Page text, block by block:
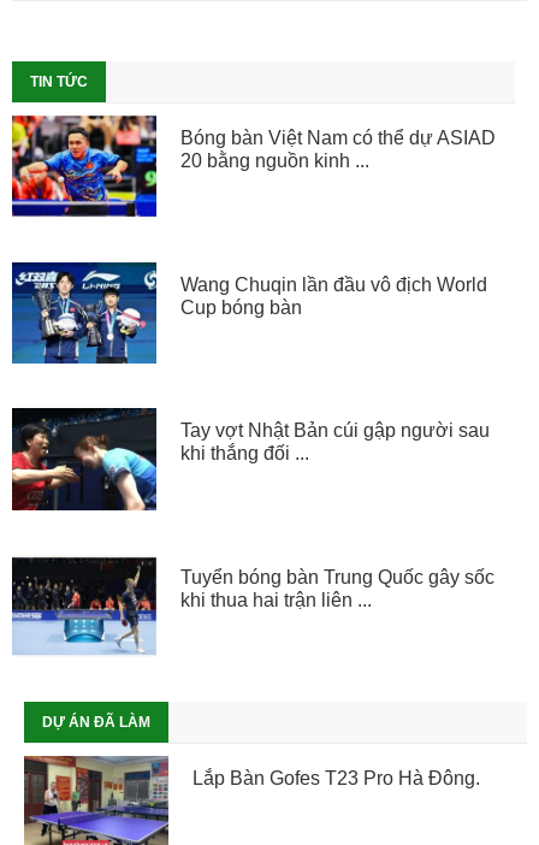
TIN TỨC
Bóng bàn Việt Nam có thể dự ASIAD
20 bằng nguồn kinh ...
Wang Chuqin lần đầu vô địch World
Cup bóng bàn
Tay vợt Nhật Bản cúi gập người sau
khi thắng đối ...
Tuyển bóng bàn Trung Quốc gây sốc
khi thua hai trận liên ...
DỰ ÁN ĐÃ LÀM
Lắp Bàn Gofes T23 Pro Hà Đông.